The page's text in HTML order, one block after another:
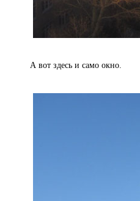
А вот здесь и само окно.